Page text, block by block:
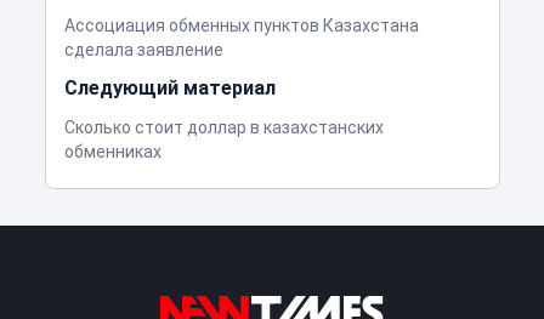
Ассоциация обменных пунктов Казахстана
сделала заявление
Следующий материал
Сколько стоит доллар в казахстанских
обменниках